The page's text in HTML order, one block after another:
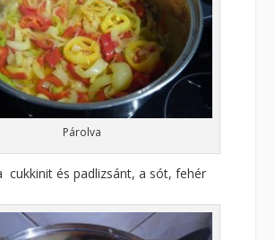
Párolva
cukkinit és padlizsánt, a sót, fehér